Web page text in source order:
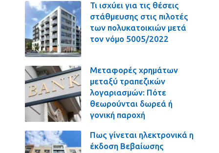
Τι ισχύει για τις θέσεις
στάθμευσης στις πιλοτές
των πολυκατοικιών μετά
τον νόμο 5005/2022
Μεταφορές χρημάτων
μεταξύ τραπεζικών
λογαριασμών: Πότε
θεωρούνται δωρεά ή
γονική παροχή
Πως γίνεται ηλεκτρονικά η
έκδοση Βεβαίωσης